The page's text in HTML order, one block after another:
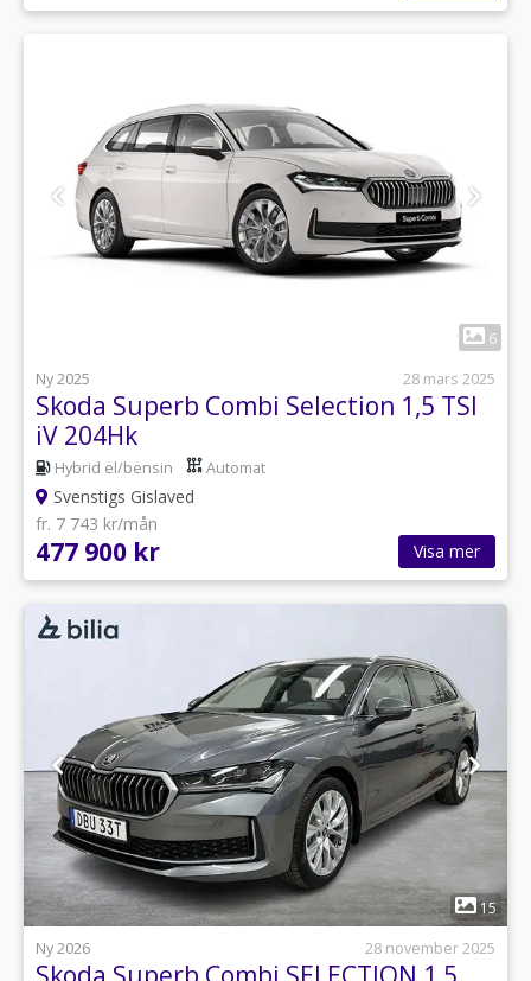
6
Ny 2025
28 mars 2025
Skoda Superb Combi Selection 1,5 TSI
iV 204Hk
Hybrid el/bensin Automat
Svenstigs Gislaved
fr. 7 743 kr/mån
477 900 kr Visa mer
1
15
Ny 2026
28 november 2025